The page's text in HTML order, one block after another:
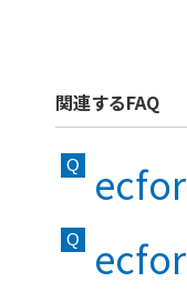
関連するFAQ